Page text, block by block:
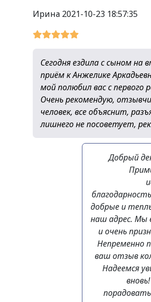
Ирина 2021-10-23 18:57:35
Сегодня ездила с сыном на
приём к Анжелике
мой полюбил вас с первого
Очень рекомендую,
человек, все объяснит,
лишнего не посоветует,
Добрый
добрые и
наш адрес. Мы
и очень
Непременно
ваш отзыв
Надеемся